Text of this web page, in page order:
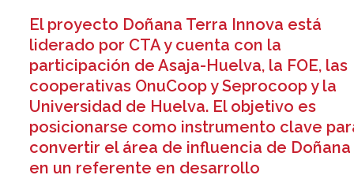
El proyecto Doñana Terra Innova está
liderado por CTA y cuenta con la
participación de Asaja-Huelva, la FOE, las
cooperativas OnuCoop y Seprocoop y la
Universidad de Huelva. El objetivo es
posicionarse como instrumento clave
convertir el área de influencia de Doñana
en un referente en desarrollo